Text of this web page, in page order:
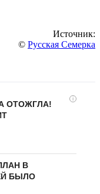
Источник:
© Русская Семерка
i
ОТОЖГЛА!
В
БЫЛО